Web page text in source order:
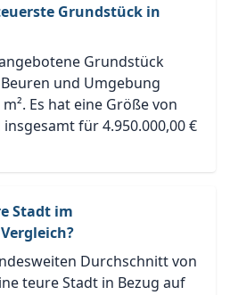
Grundstück in
Grundstück
und Umgebung
Es hat eine Größe von
für 4.950.000,00 €
Stadt im
Durchschnitt von
teure Stadt in Bezug auf